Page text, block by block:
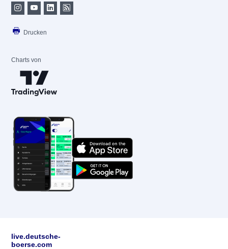
Drucken
Charts von
live.deutsche-
boerse.com